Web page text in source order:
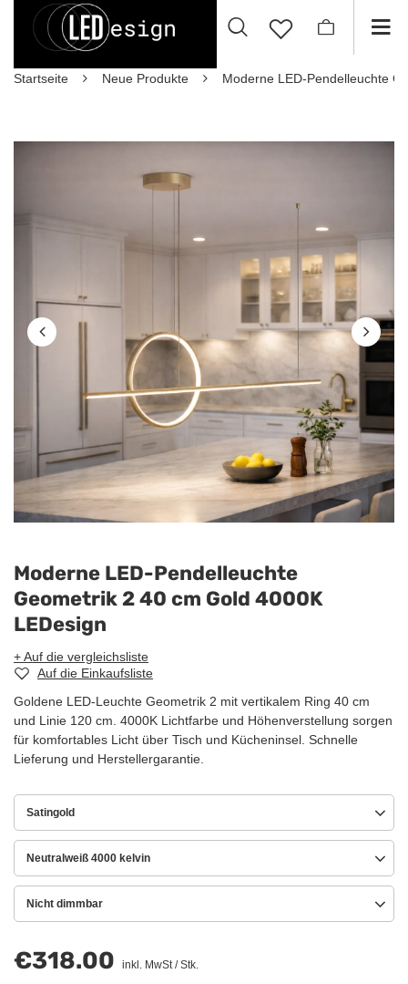
Startseite Neue Produkte Moderne LED-Pendelleuchte
Moderne LED-Pendelleuchte
Geometrik 2 40 cm Gold 4000K
LEDesign
+ Auf die vergleichsliste
Auf die Einkaufsliste
Goldene LED-Leuchte Geometrik 2 mit vertikalem Ring 40 cm
und Linie 120 cm. 4000K Lichtfarbe und Höhenverstellung sorgen
für komfortables Licht über Tisch und Kücheninsel. Schnelle
Lieferung und Herstellergarantie.
Satingold
Neutralweiß 4000 kelvin
Nicht dimmbar
€318.00 inkl. MwSt/Stk.